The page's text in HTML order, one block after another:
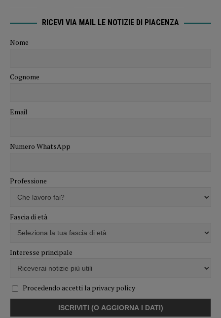
RICEVI VIA MAIL LE NOTIZIE DI PIACENZA
Nome
Cognome
Email
Numero WhatsApp
Professione
Fascia di età
Interesse principale
Procedendo accetti la privacy policy